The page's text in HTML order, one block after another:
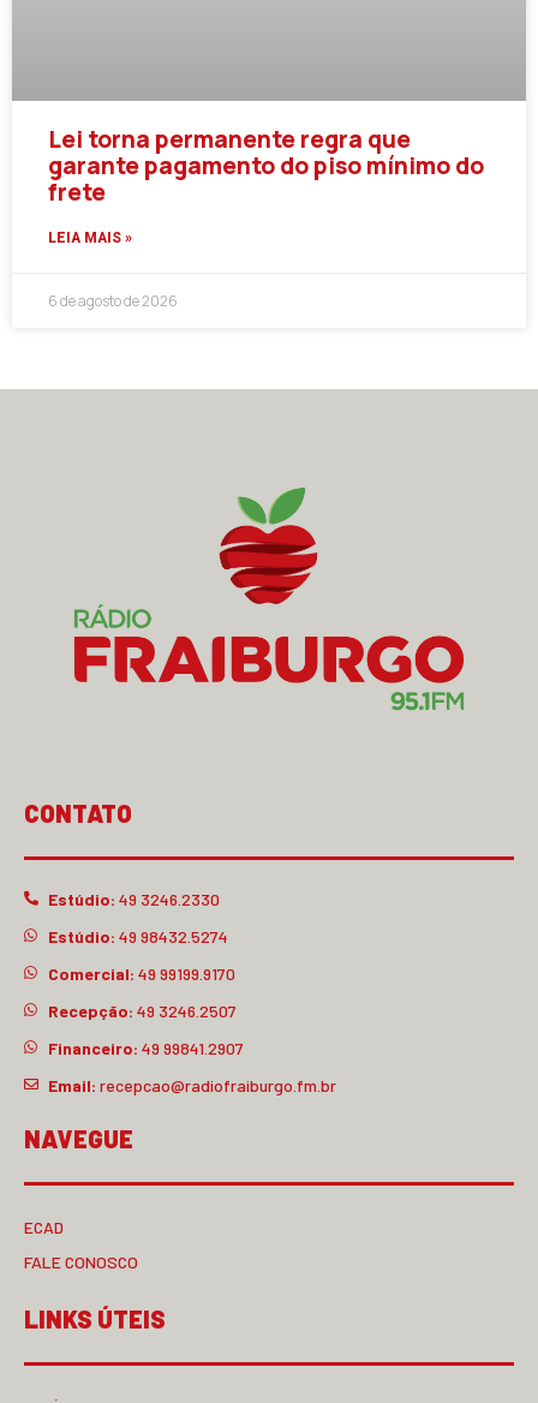
Lei torna permanente regra que
garante pagamento do piso mínimo do
frete
LEIA MAIS »
6 de agosto de 2026
CONTATO
Estúdio: 49 3246.2330
Estúdio: 49 98432.5274
Comercial: 49 99199.9170
Recepção: 49 3246.2507
Financeiro: 49 99841.2907
Email: recepcao@radiofraiburgo.fm.br
NAVEGUE
ECAD
FALE CONOSCO
LINKS ÚTEIS